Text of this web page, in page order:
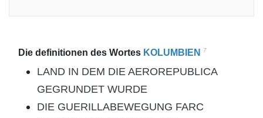
Die definitionen des Wortes KOLUMBIEN 7
LAND IN DEM DIE AEROREPUBLICA
GEGRUNDET WURDE
DIE GUERILLABEWEGUNG FARC